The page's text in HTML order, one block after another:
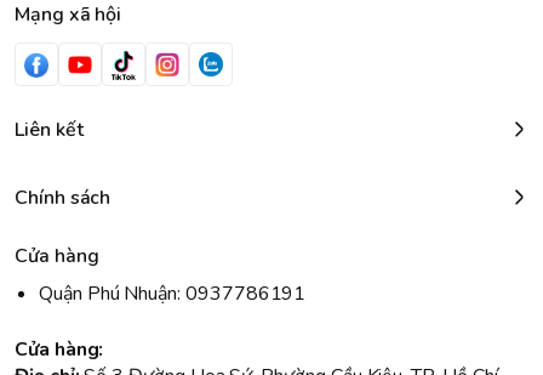
Mạng xã hội
Liên kết
Chính sách
Cửa hàng
Quận Phú Nhuận: 0937786191
Cửa hàng: